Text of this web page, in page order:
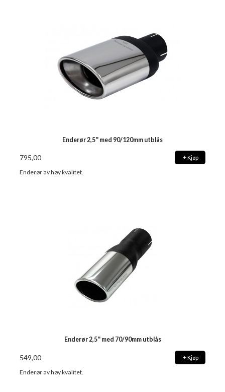
Enderør 2,5'' med 90/120mm utblås
795,00 Kjøp
Enderør av høy kvalitet.
Enderør 2,5'' med 70/90mm utblås
549,00 Kjøp
Enderør av høy kvalitet.